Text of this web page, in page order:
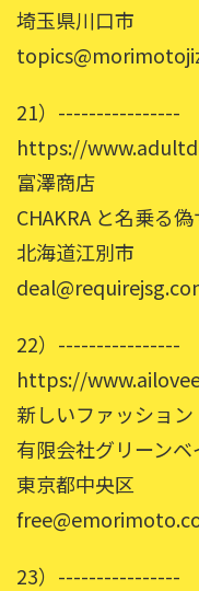
埼玉県川口市
21）----------------
https://
富澤商店
CHAKRA と名乗る
北海道江別市
22）----------------
https://
新しいファッション
有限会社グリーン
東京都中央区
23）----------------